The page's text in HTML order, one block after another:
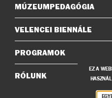
MÚZEUMPEDAGÓGIA
VELENCEI BIENNÁLE
PROGRAMOK
RÓLUNK
EZ A